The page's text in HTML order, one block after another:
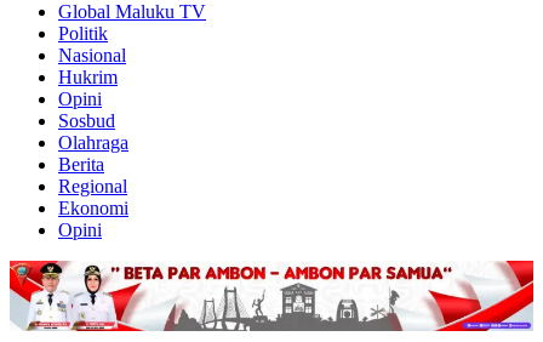
Global Maluku TV
Politik
Nasional
Hukrim
Opini
Sosbud
Olahraga
Berita
Regional
Ekonomi
Opini